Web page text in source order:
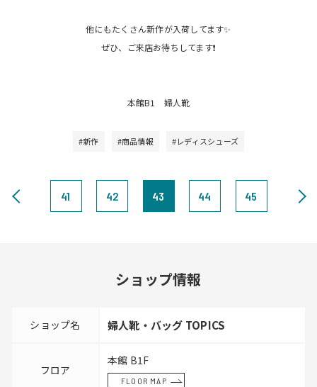
他にもたくさん新作が入荷してます✨
ぜひ、ご来店お待ちしてます❗️
本館B1 婦人靴
#新作 #商品情報 #レディスシューズ
41 42 43 44 45
ショップ情報
ショップ名 婦人靴・バッグ TOPICS
フロア
本館 B1F
FLOOR MAP